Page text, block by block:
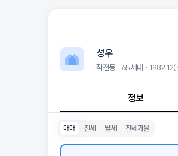
성우는 작전동에 위치한 65세대
2026년 8월 10일 기준 18평형의
인근 학군으로는 인천화전초등학
최고 5층의 단지입니다.
성우
작전동 · 65세대 ·
정보
매매 전세 월세 전세가율